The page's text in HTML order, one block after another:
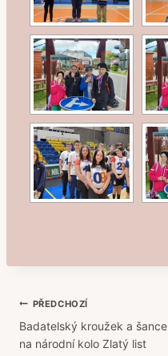
Navigace
pro
PŘEDCHOZÍ
Badatelský kroužek a šance
na národní kolo Zlatý list